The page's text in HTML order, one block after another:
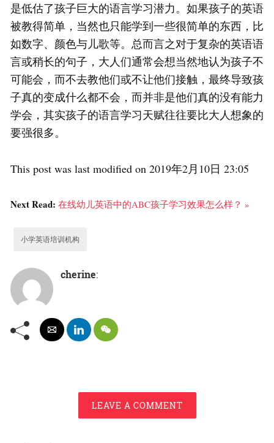
是低估了孩子巨大的语言学习潜力。如果孩子的英语
被教得简单，当然也只能学到一些很简单的东西，比
如数字、颜色与儿歌等。总而言之对于复杂的英语语
言或稍长的句子，大人们通常会想当然地认为孩子不
可能会，而不去教他们或不让他们接触，最终导致孩
子真的变成什么都不会，而并非是他们真的没有能力
学会，其实孩子的语言学习天赋往往要比大人想象的
要强很多。
This post was last modified on 2019年2月10日 23:05
Next Read: 在线幼儿英语中的ABC孩子学习效果怎么样？ »
小学英语培训机构
cherine:
LEAVE A COMMENT